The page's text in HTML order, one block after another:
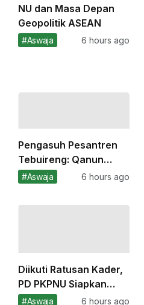
NU dan Masa Depan
Geopolitik ASEAN
#Aswaja 6 hours ago
Pengasuh Pesantren
Tebuireng: Qanun
Asasi Ruh Organisasi
#Aswaja 6 hours ago
Diikuti Ratusan Kader,
PD PKPNU Siapkan
Pemimpin Aswaja Masa
#Aswaja 6 hours ago